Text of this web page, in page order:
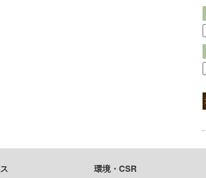
環境・CSR